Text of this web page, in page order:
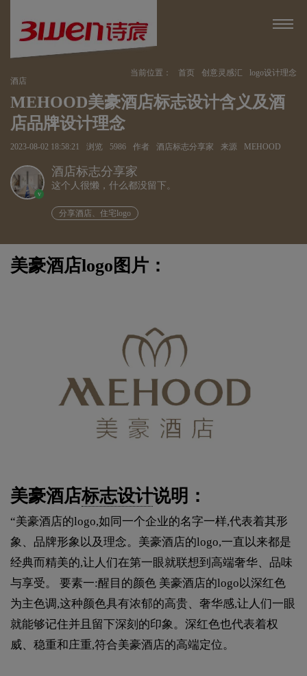
当前位置： 首页 创意灵感汇
logo设计理念
酒店
MEHOOD美豪酒店标志设计含义及酒
店品牌设计理念
2023-08-02 18:58:21 浏览 5986 作者 酒店标志分享家 来源 MEHOOD
v
酒店标志分享家
这个人很懒，什么都没留下。
分享酒店、住宅logo
美豪酒店logo图片：
美豪酒店标志设计说明：
“美豪酒店的logo,如同一个企业的名字一样,代表着其形
象、品牌形象以及理念。美豪酒店的logo,一直以来都是
经典而精美的,让人们在第一眼就联想到高端奢华、品味
与享受。 要素一:醒目的颜色 美豪酒店的logo以深红色
为主色调,这种颜色具有浓郁的高贵、奢华感,让人们一眼
就能够记住并且留下深刻的印象。深红色也代表着权
威、稳重和庄重,符合美豪酒店的高端定位。